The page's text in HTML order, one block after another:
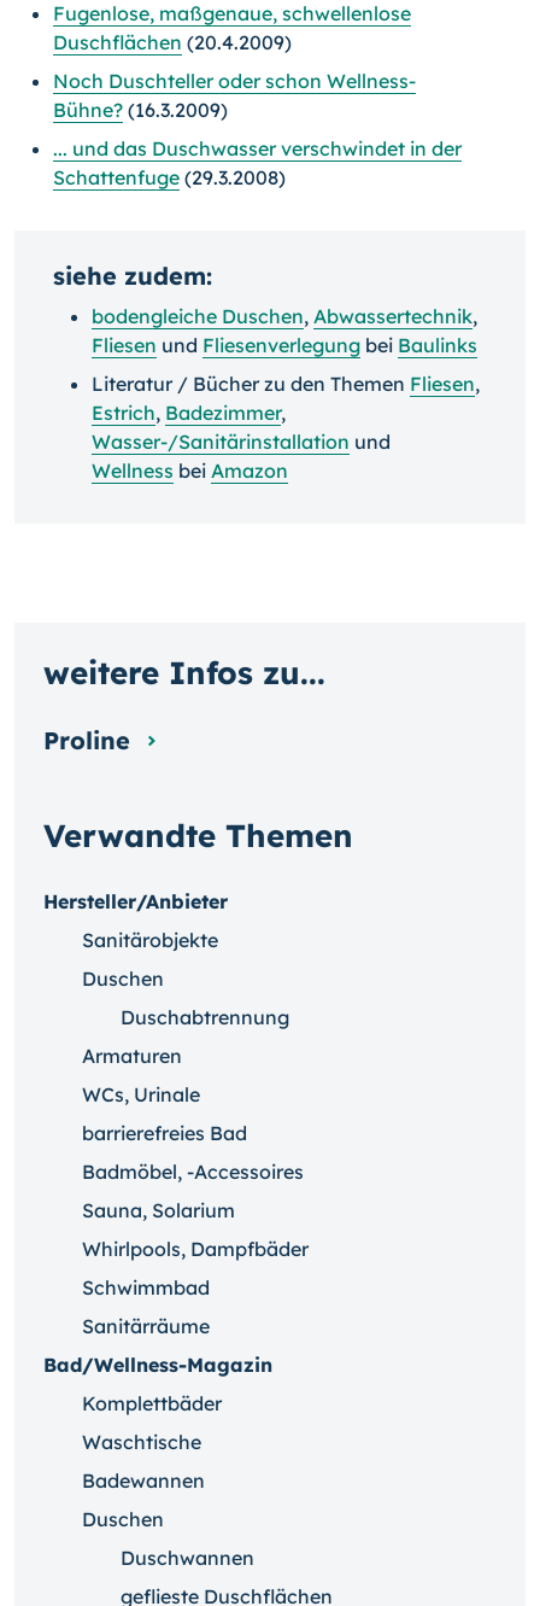
Fugenlose, maßgenaue, schwellenlose
Duschflächen (20.4.2009)
Noch Duschteller oder schon Wellness-
Bühne? (16.3.2009)
... und das Duschwasser verschwindet in der
Schattenfuge (29.3.2008)
siehe zudem:
bodengleiche Duschen, Abwassertechnik,
Fliesen und Fliesenverlegung bei Baulinks
Literatur / Bücher zu den Themen Fliesen,
Estrich, Badezimmer,
Wasser-/Sanitärinstallation und
Wellness bei Amazon
Verwandte Themen
Hersteller/Anbieter
Sanitärobjekte
Duschen
Duschabtrennung
Armaturen
WCs, Urinale
barrierefreies Bad
Badmöbel, -Accessoires
Sauna, Solarium
Whirlpools, Dampfbäder
Schwimmbad
Sanitärräume
Bad/Wellness-Magazin
Komplettbäder
Waschtische
Badewannen
Duschen
Duschwannen
geflieste Duschflächen
weitere Infos zu...
Proline